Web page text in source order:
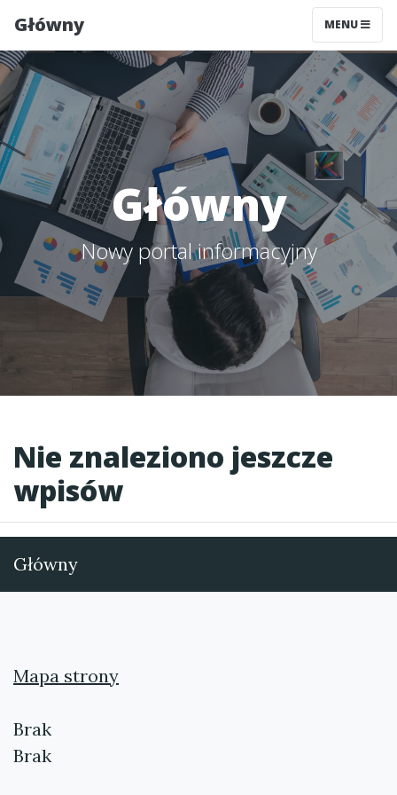
Główny MENU
Główny
Nowy portal informacyjny
Nie znaleziono jeszcze
wpisów
Główny
Mapa strony
Brak
Brak